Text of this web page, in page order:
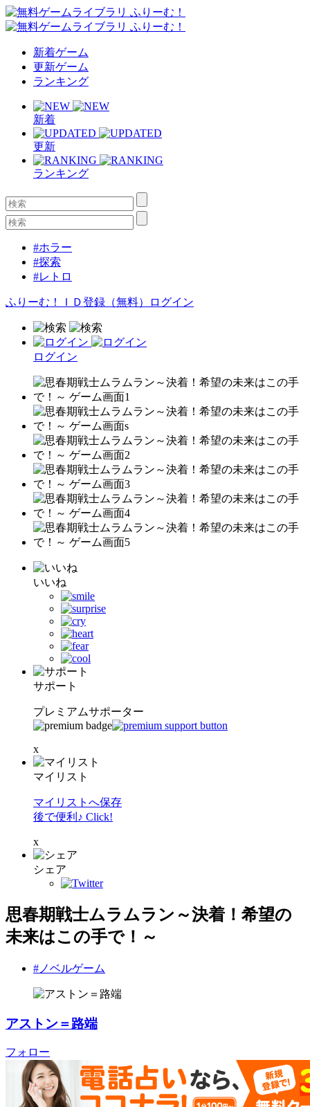
新着ゲーム
更新ゲーム
ランキング
新着
更新
ランキング
#ホラー
#探索
#レトロ
ふりーむ！ＩＤ登録（無料） ログイン
ログイン
いいね
サポート
プレミアムサポーター
x
マイリスト
マイリストへ保存
後で便利♪ Click!
x
シェア
思春期戦士ムラムラン～決着！希望の
未来はこの手で！～
#ノベルゲーム
アストン＝路端
フォロー